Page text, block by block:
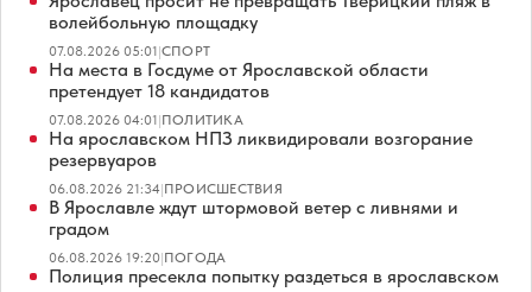
волейбольную площадку
07.08.2026 05:01|СПОРТ
На места в Госдуме от Ярославской области
претендует 18 кандидатов
07.08.2026 04:01|ПОЛИТИКА
На ярославском НПЗ ликвидировали возгорание
резервуаров
06.08.2026 21:34|ПРОИСШЕСТВИЯ
В Ярославле ждут штормовой ветер с ливнями и
градом
06.08.2026 19:20|ПОГОДА
Полиция пресекла попытку раздеться в ярославском